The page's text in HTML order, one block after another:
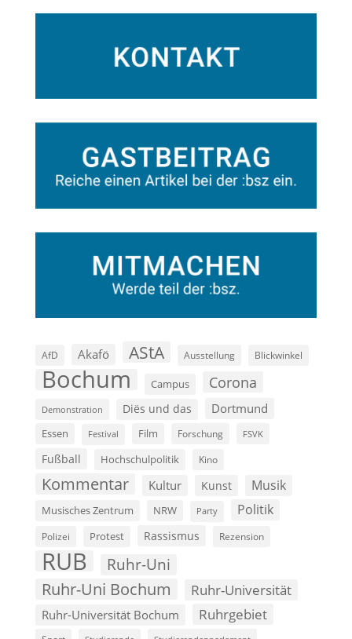
AfD Akafö AStA Ausstellung Blickwinkel
Bochum Campus Corona
Demonstration Diës und das Dortmund
Essen Festival Film Forschung FSVK
Fußball Hochschulpolitik Kino
Kommentar Kultur Kunst Musik
Musisches Zentrum NRW Party Politik
Polizei Protest Rassismus Rezension
RUB Ruhr-Uni
Ruhr-Uni Bochum Ruhr-Universität
Ruhr-Universität Bochum Ruhrgebiet